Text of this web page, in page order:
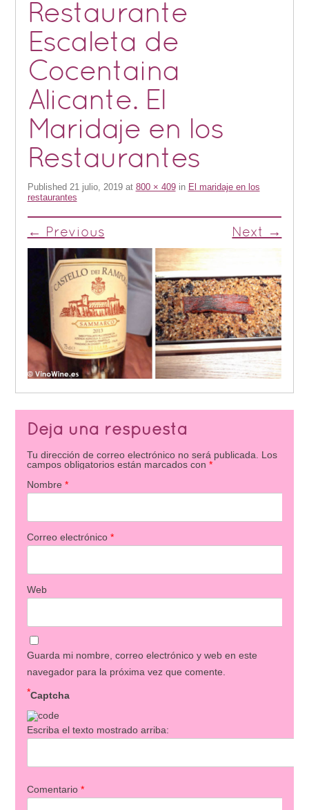
Restaurante
Escaleta de
Cocentaina
Alicante. El
Maridaje en los
Restaurantes
Published 21 julio, 2019at 800 × 409in El maridaje en los
restaurantes
← Previous Next →
Deja una respuesta
Tu dirección de correo electrónico no será publicada.
Los
campos obligatorios están marcados con *
Nombre *
Correo electrónico *
Web
Guarda mi nombre, correo electrónico y web en este
navegador para la próxima vez que comente.
Captcha
*
Escriba el texto mostrado arriba:
Comentario *